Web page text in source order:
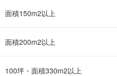
面積150m2以上
面積200m2以上
100坪・面積330m2以上